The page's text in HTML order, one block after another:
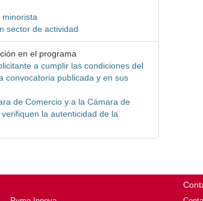
sector de actividad
en el programa
a cumplir las condiciones del
convocatoria publicada y en sus
de Comercio y a la Cámara de
la autenticidad de la